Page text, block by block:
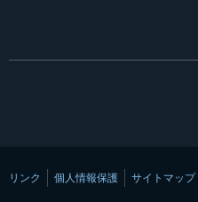
リンク 個人情報保護 サイトマップ